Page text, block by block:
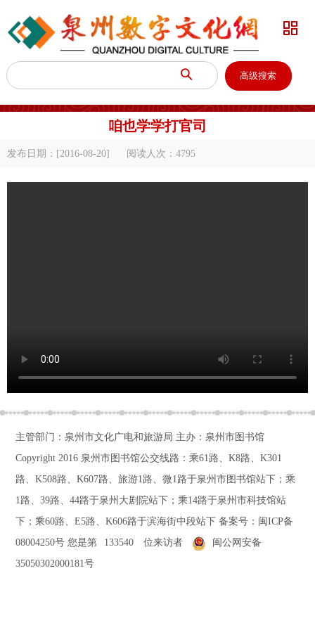
 高级搜索

咱也学学打官司
发布日期：[2016-08-20] 阅读人次： 4795
主管部门：泉州市文化广电和旅游局 主办：泉州市图书馆
Copyright 2016 泉州市图书馆公交线路：乘61路、K8路、K301
路、K508路、K607路、旅游1路、微1路于泉州市图书馆站下；乘
1路、39路、44路于泉州大剧院站下；乘14路于泉州市科技馆站
下；乘60路、E5路、K606路于滨海街中段站下备案号： 闽ICP备
08004250号 您是第 133540 位来访者
闽公网安备
35050302000181号